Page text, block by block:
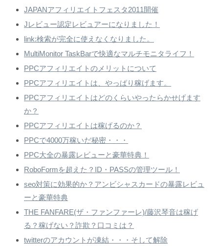
JAPANアフィリエイトフェスタ2011開催
Jレビュー認定レビュアーになりました！
link:検索が完全に使えなくなりました。
MultiMonitor TaskBarで快適なマルチモニタライフ！
PPCアフィリエイトのメリットについて
PPCアフィリエイトは、やっぱり稼げます。
PPCアフィリエイトはどのくらいやったらかせげます
か？
PPCアフィリエイトは稼げるのか？
PPCで4000万稼いだ秘密・・・
PPC大全の暴露レビューと豪華特典！
RoboFormを超えた？ID・PASSの管理ツール！
seo対策に効果的か？アンビシャスカードの暴露レビュ
ーと豪華特典
THE FANFARE(ザ・ファンファーレ)/藤沢琴音は稼げ
る？稼げない？詐欺？口コミは？
twitterのアカウントが凍結・・・そして解除